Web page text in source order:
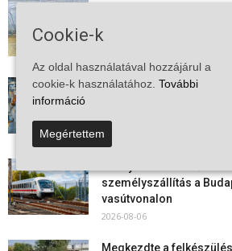
Megszűnt a kiskőrösi
2026-08-08
Aktuális állásajánlatok:
munkavállalókra van
2026-08-07
Vitézy Dávid: már
személyszállítás a
vasútvonalon
2026-08-06
Megkezdte a
Cookie-k
Az oldal használatával hozzájárul a
cookie-k használatához. További
információ
Megértettem